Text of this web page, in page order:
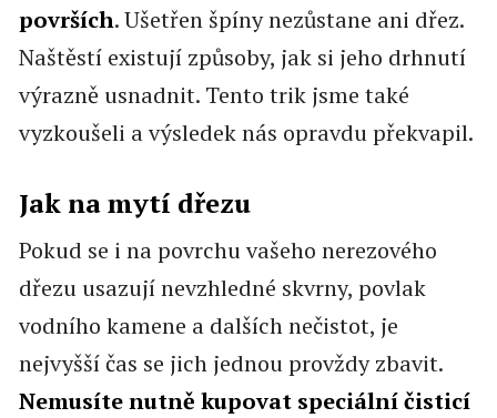
površích. Ušetřen špíny nezůstane ani dřez.
Naštěstí existují způsoby, jak si jeho drhnutí
výrazně usnadnit. Tento trik jsme také
vyzkoušeli a výsledek nás opravdu překvapil.
Jak na mytí dřezu
Pokud se i na povrchu vašeho nerezového
dřezu usazují nevzhledné skvrny, povlak
vodního kamene a dalších nečistot, je
nejvyšší čas se jich jednou provždy zbavit.
Nemusíte nutně kupovat speciální čisticí